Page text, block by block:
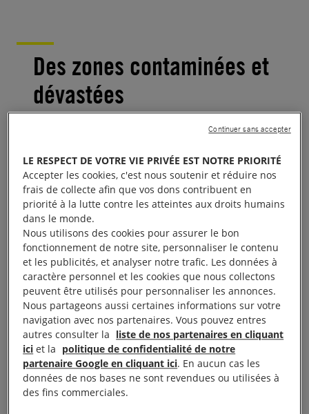
Des zones contaminées et
dévastées
Cela fait près de 10 ans qu’un nettoyage dans le
delta du Niger a été demandé par l’Onu pour les
zones polluées par Shell et d’autres compagnies
pétrolières. Mais, à ce jour, l’opération n’a démarré
que dans 11 % des sites prévus et de vastes zones
demeurent fortement contaminées, selon une
nouvelle enquête menée par Les amis de la Terre
Europe/Nigeria/Pays-Bas et Amnesty International
France/Nigeria. Alors qu’en 2011, le Programme
des Nations Unies pour l’Environnement (PNUE)
publiait un rapport dénonçant l’impact dévastateur
de l’industrie pétrolière en pays ogoni et qu’il
formulait des recommandations urgentes
concernant le nettoyage, on s’aperçoit que ces
LE RESPECT DE VOTRE VIE PRIVÉE EST NOTRE PRIORITÉ
Accepter les cookies, c'est nous soutenir et réduire nos
frais de collecte afin que vos dons contribuent en
priorité à la lutte contre les atteintes aux droits humains
dans le monde.
Nous utilisons des cookies pour assurer le bon
fonctionnement de notre site, personnaliser le contenu
et les publicités, et analyser notre trafic. Les données à
caractère personnel et les cookies que nous collectons
peuvent être utilisés pour personnaliser les annonces.
Nous partageons aussi certaines informations sur votre
navigation avec nos partenaires. Vous pouvez entres
autres consulter la liste de nos partenaires en cliquant
ici et la politique de confidentialité de notre
partenaire Google en cliquant ici. En aucun cas les
données de nos bases ne sont revendues ou utilisées à
des fins commerciales.
Continuer sans accepter